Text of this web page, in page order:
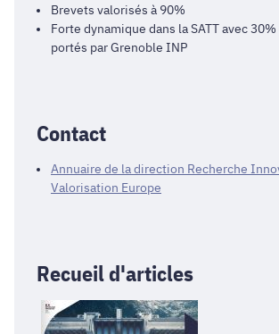
Brevets valorisés à 90%
Forte dynamique dans la SATT avec
portés par Grenoble INP
Contact
Annuaire de la direction Recherche
Valorisation Europe
Recueil d'articles